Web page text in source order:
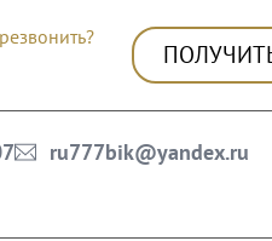
ru777bik@yandex.ru